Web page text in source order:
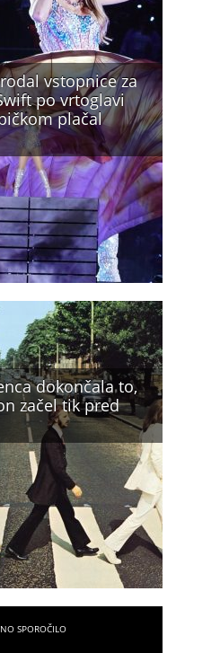
vstopnice za
po vrtoglavi
plačal
dokončala to,
začel tik pred